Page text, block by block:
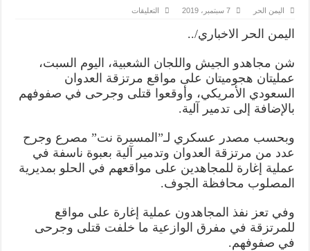
اليمن الحر 7 سبتمبر، 2019 التعليقات
عمليتين
هجوميتين
بالجوف
مغلقة
اليمن الحر الاخباري/..
شن مجاهدو الجيش واللجان الشعبية، اليوم السبت،
عمليتان هجوميتان على مواقع مرتزقة العدوان
السعودي الأمريكي، وأوقعوا قتلى وجرحى في صفوفهم
بالإضافة إلى تدمير آلية.
وبحسب مصدر عسكري لـ”المسيرة نت” مصرع وجرح
عدد من مرتزقة العدوان وتدمير آلية بعبوة ناسفة في
عملية إغارة للمجاهدين على مواقعهم في الحلو بمديرية
المصلوب محافظة الجوف.
وفي تعز نفذ المجاهدون عملية إغارة على مواقع
للمرتزقة في مفرق الوازعية ما خلفت قتلى وجرحى
في صفوفهم.